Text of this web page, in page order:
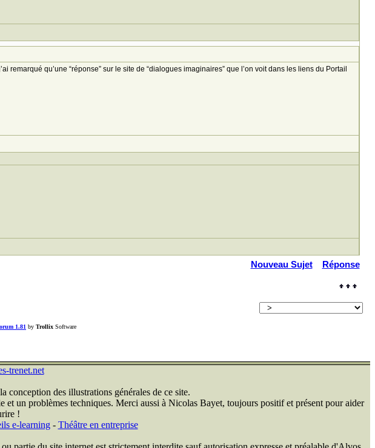
remarqué qu’une “réponse” sur le site de “dialogues imaginaires” que l’on voit dans les liens du Portail
Nouveau Sujet Réponse
1.81 by Trollix Software
trenet.net
des illustrations générales de ce site.
un problèmes techniques. Merci aussi à Nicolas Bayet, toujours positif et présent pour aider
!
e-learning- Théâtre en entreprise